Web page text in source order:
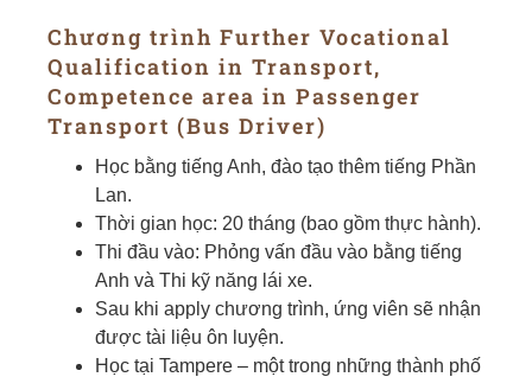
Chương trình Further Vocational
Qualification in Transport,
Competence area in Passenger
Transport (Bus Driver)
Học bằng tiếng Anh, đào tạo thêm tiếng Phần
Lan.
Thời gian học: 20 tháng (bao gồm thực hành).
Thi đầu vào: Phỏng vấn đầu vào bằng tiếng
Anh và Thi kỹ năng lái xe.
Sau khi apply chương trình, ứng viên sẽ nhận
được tài liệu ôn luyện.
Học tại Tampere – một trong những thành phố